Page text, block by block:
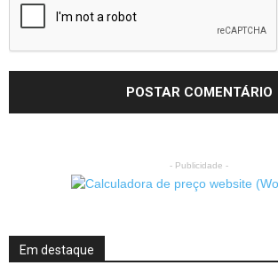
- Publicidade -
Em destaque